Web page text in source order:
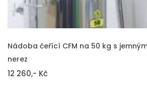
VLOŽIT DO KOŠÍKU
Nádoba čeřící CFM na 50 kg s
nerez
12 260,- Kč